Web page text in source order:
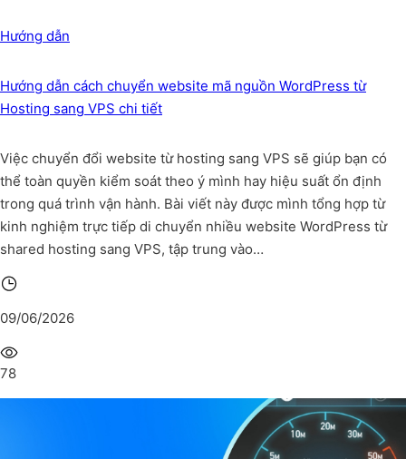
Hướng dẫn
Hướng dẫn cách chuyển website mã nguồn WordPress từ
Hosting sang VPS chi tiết
Việc chuyển đổi website từ hosting sang VPS sẽ giúp bạn có
thể toàn quyền kiểm soát theo ý mình hay hiệu suất ổn định
trong quá trình vận hành. Bài viết này được mình tổng hợp từ
kinh nghiệm trực tiếp di chuyển nhiều website WordPress từ
shared hosting sang VPS, tập trung vào…
09/06/2026
78